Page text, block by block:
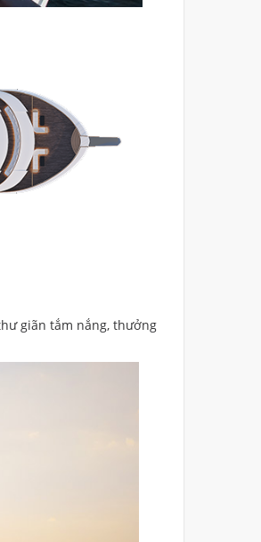
giãn tắm nắng, thưởng